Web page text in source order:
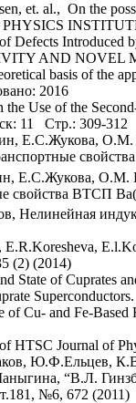
et. al., On the
PHYSICS
Introduced
AND
basis of the
2016
Use of the
11 Стр.: 309-312
Е.С.Жукова,
Е.С.Жукова,
свойства ВТСП
(2) (2014)
State of Cuprates
Cu- and Fe-
HTSC Journal of
Ю.Ф.Ельцев,
“В.Л.
№6, 672 (2011)